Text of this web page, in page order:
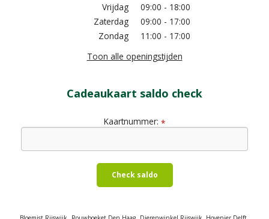
Vrijdag
09:00 - 18:00
Zaterdag
09:00 - 17:00
Zondag
11:00 - 17:00
Toon alle openingstijden
Cadeaukaart saldo check
Kaartnummer: *
Check saldo